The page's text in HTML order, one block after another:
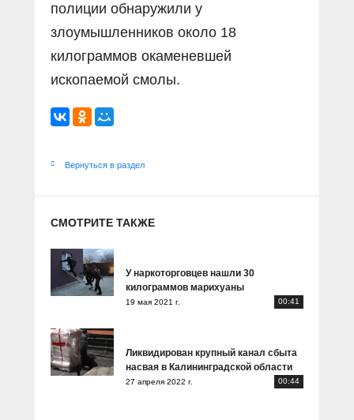
полиции обнаружили у
злоумышленников около 18
килограммов окаменевшей
ископаемой смолы.
Вернуться в раздел
СМОТРИТЕ ТАКЖЕ
У наркоторговцев нашли 30
килограммов марихуаны
19 мая 2021 г. 00:41
Ликвидирован крупный канал сбыта
насвая в Калининградской области
27 апреля 2022 г. 00:44